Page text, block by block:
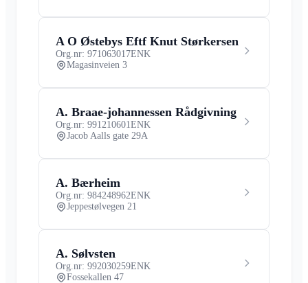
A O Østebys Eftf Knut Størkersen
Org.nr: 971063017ENK
Magasinveien 3
A. Braae-johannessen Rådgivning
Org.nr: 991210601 ENK
Jacob Aalls gate 29A
A. Bærheim
Org.nr: 984248962ENK
Jeppestølvegen 21
A. Sølvsten
Org.nr: 992030259ENK
Fossekallen 47